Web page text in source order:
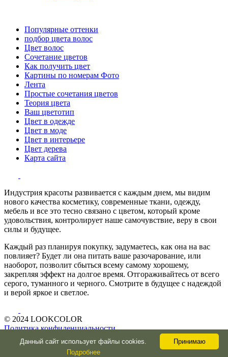
Популярные оттенки
подбор цвета волос
Цвет волос
Сочетание цветов
Как получить цвет
Картины по номерам Фото
Лента
Простые сочетания цветов
Теория цвета
Ваш цветотип
Цвет в одежде
Цвет в моде
Цвет в интерьере
Цвет дерева
Карта сайта
Индустрия красоты развивается с каждым днем, мы видим
нового качества косметику, современные ткани, одежду,
мебель и все это тесно связано с цветом, который кроме
удовольствия, контролирует наше самочувствие, веру в свои
силы и будущее.
Каждый раз планируя покупку, задумаетесь, как она на вас
повлияет? Будет ли она питать ваше разочарование, или
наоборот, позволит сбыться всему самому хорошему,
закрепляя эффект на долгое время. Отгораживайтесь от всего
серого, туманного и черного. Смотрите в будущее с надеждой
и верой яркое и светлое.
© 2024 LOOKCOLOR
Политика конфиденциальности
О сайте и авторе
Принимаю
Данный сайт использует файлы cookies.
Подробнее